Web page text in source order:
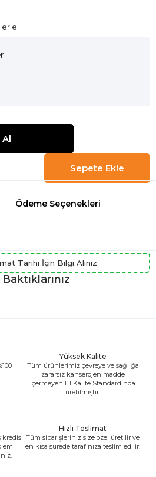
Ödeme Seçenekleri
Tarihi İçin Bilgi Alınız
Yüksek Kalite
Tüm ürünlerimiz çevreye ve sağlığa
zararsız kanserojen madde
içermeyen E1 Kalite Standardında
üretilmiştir.
kredisi
Hızlı Teslimat
Tüm siparişleriniz size özel üretilir ve
en kısa sürede tarafınıza teslim edilir.